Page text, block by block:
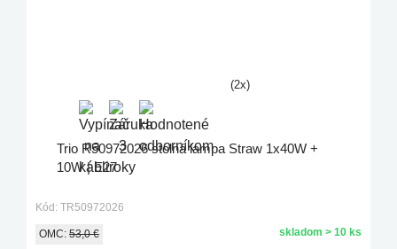
(2x)
Trio R50972026 stolná lampa Straw 1x40W +
10W | E27
Kód: TR50972026
OMC: 53,0 € skladom > 10 ks